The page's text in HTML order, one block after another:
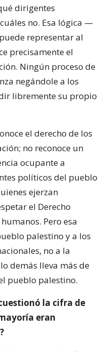
dirigentes
no. Esa lógica —
representar al
precisamente el
Ningún proceso de
negándole a los
libremente su propio
el derecho de los
no reconoce un
ocupante a
políticos del pueblo
ejerzan
el Derecho
Pero esa
palestino y a los
no a la
demás lleva más de
pueblo palestino.
la cifra de
eran